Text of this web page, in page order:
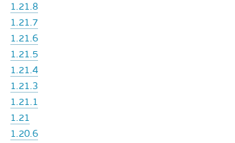
1.21.8
1.21.7
1.21.6
1.21.5
1.21.4
1.21.3
1.21.1
1.21
1.20.6